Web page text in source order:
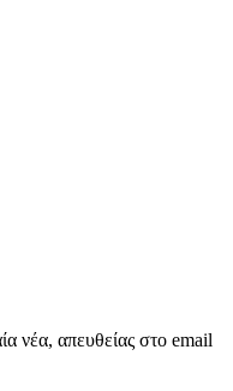
νέα, απευθείας στο email